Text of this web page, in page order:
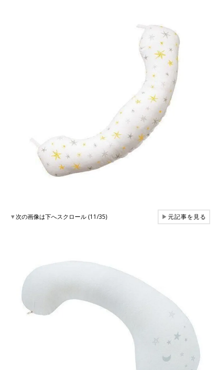
▼次の画像は下へスクロール (11/35) ▶元記事を見る